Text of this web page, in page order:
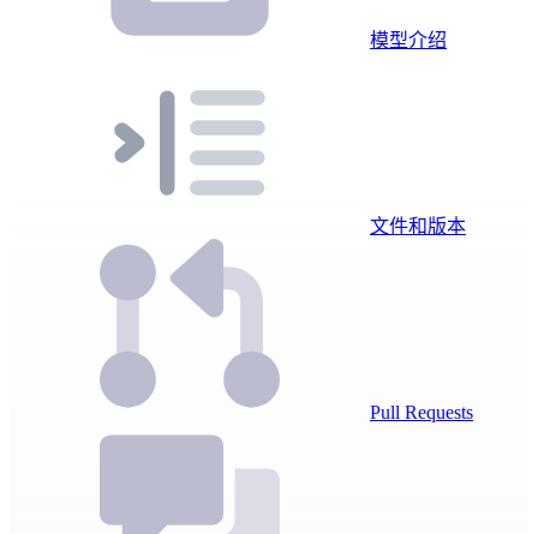
模型介绍
文件和版本
Pull Requests